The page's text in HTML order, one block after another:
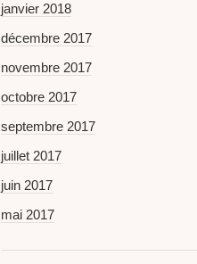
janvier 2018
décembre 2017
novembre 2017
octobre 2017
septembre 2017
juillet 2017
juin 2017
mai 2017